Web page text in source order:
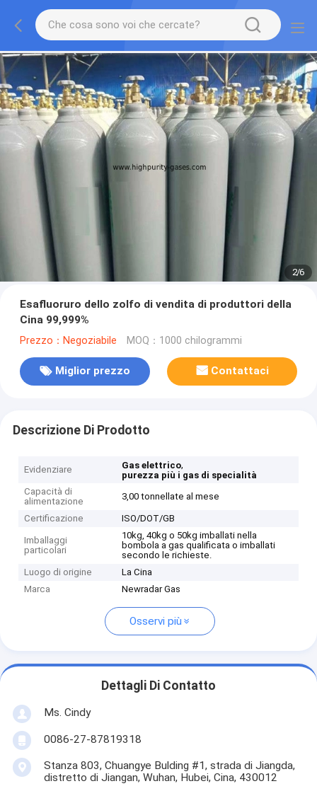
2/6
Esafluoruro dello zolfo di vendita di produttori della
Cina 99,999%
Prezzo：Negoziabile MOQ：1000 chilogrammi
Miglior prezzo Contattaci
Descrizione Di Prodotto
Evidenziare Gas elettrico,
purezza più i gas di specialità
Capacità di
alimentazione
3,00 tonnellate al mese
Certificazione ISO/DOT/GB
Imballaggi
particolari
10kg, 40kg o 50kg imballati nella
bombola a gas qualificata o imballati
secondo le richieste.
Luogo di origine
La Cina
Marca
Newradar Gas
Osservi più
Dettagli Di Contatto
Ms. Cindy
0086-27-87819318
Stanza 803, Chuangye Bulding #1, strada di Jiangda,
distretto di Jiangan, Wuhan, Hubei, Cina, 430012